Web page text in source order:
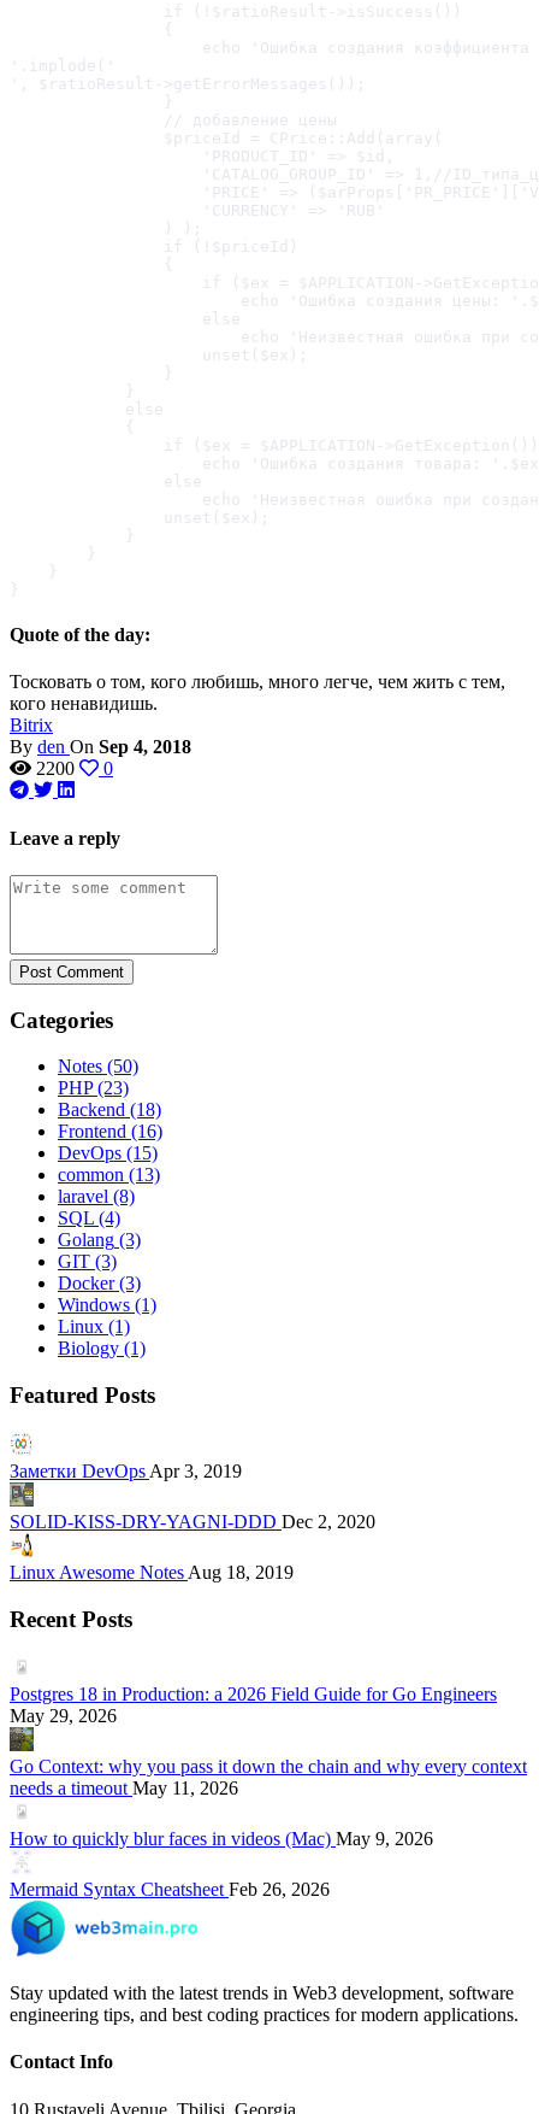
                if (!$ratioResult->isSuccess())
                {
                    echo 'Ошибка создания коэффициента
'.implode('
', $ratioResult->getErrorMessages());
                }
                // добавление цены
                $priceId = CPrice::Add(array(
                    'PRODUCT_ID' => $id,
'CATALOG_GROUP_ID' => 1,//
'PRICE' =>
                    'CURRENCY' => 'RUB'
                ) );
                if (!$priceId)
                {
if ($ex = $APPLICATION-
echo 'Ошибка создания цены:
                    else
echo 'Неизвестная ошибка при
                    unset($ex);
                }
            }
            else
            {
                if ($ex = $APPLICATION->GetException())
echo 'Ошибка создания товара:
                else
echo 'Неизвестная ошибка при
                unset($ex);
            }
        }
    }
}
Quote of the day:
Тосковать о том, кого любишь, много легче, чем жить с тем,
кого ненавидишь.
Bitrix
By den On Sep 4, 2018
2200
0
Leave a reply
Post Comment
Categories
Notes (50)
PHP (23)
Backend (18)
Frontend (16)
DevOps (15)
common (13)
laravel (8)
SQL (4)
Golang (3)
GIT (3)
Docker (3)
Windows (1)
Linux (1)
Biology (1)
Featured Posts
Заметки DevOps Apr 3, 2019
SOLID-KISS-DRY-YAGNI-DDD Dec 2, 2020
Linux Awesome Notes Aug 18, 2019
Recent Posts
Postgres 18 in Production: a 2026 Field Guide for Go Engineers
May 29, 2026
Go Context: why you pass it down the chain and why every context
needs a timeout May 11, 2026
How to quickly blur faces in videos (Mac) May 9, 2026
Mermaid Syntax Cheatsheet Feb 26, 2026
Stay updated with the latest trends in Web3 development, software
engineering tips, and best coding practices for modern applications.
Contact Info
10 Rustaveli Avenue, Tbilisi, Georgia